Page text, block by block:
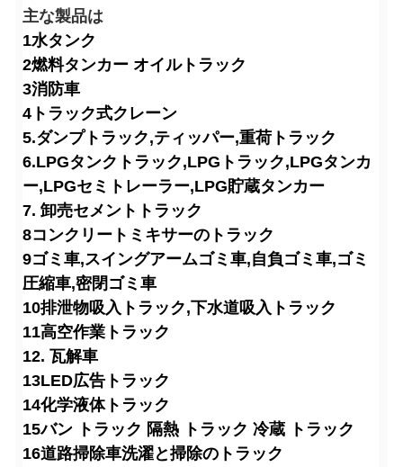
主な製品は
1水タンク
2燃料タンカー オイルトラック
3消防車
4トラック式クレーン
5.ダンプトラック,ティッパー,重荷トラック
6.LPGタンクトラック,LPGトラック,LPGタンカ
ー,LPGセミトレーラー,LPG貯蔵タンカー
7. 卸売セメントトラック
8コンクリートミキサーのトラック
9ゴミ車,スイングアームゴミ車,自負ゴミ車,ゴミ
圧縮車,密閉ゴミ車
10排泄物吸入トラック,下水道吸入トラック
11高空作業トラック
12. 瓦解車
13LED広告トラック
14化学液体トラック
15バン トラック 隔熱 トラック 冷蔵 トラック
16道路掃除車洗濯と掃除のトラック